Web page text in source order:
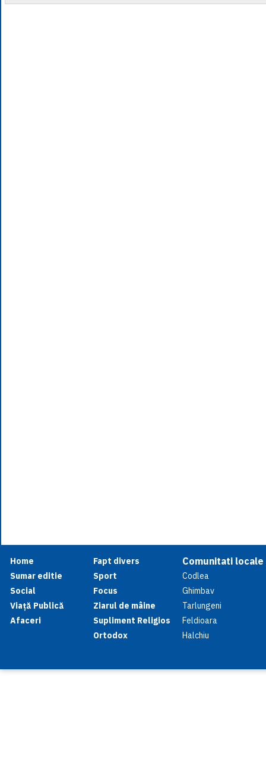
Home
Sumar editie
Social
Viață Publică
Afaceri
Fapt divers
Sport
Focus
Ziarul de mâine
Supliment Religios
Ortodox
Comunitati locale
Codlea
Ghimbav
Tarlungeni
Feldioara
Halchiu